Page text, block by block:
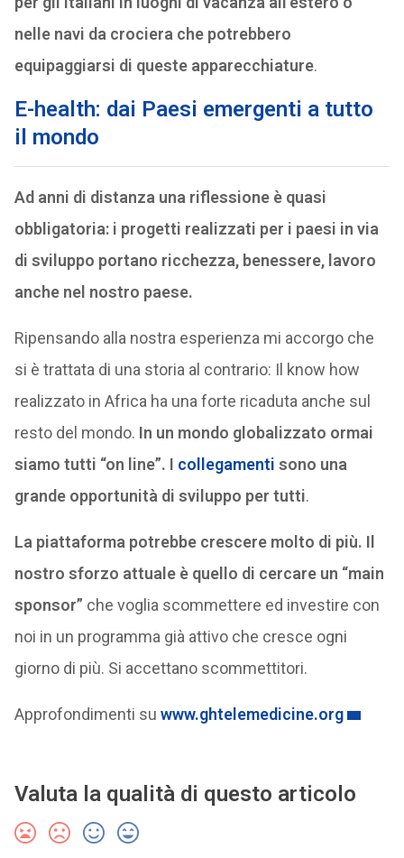
nelle navi da crociera che potrebbero
equipaggiarsi di queste apparecchiature.
E-health: dai Paesi emergenti a tutto
il mondo
Ad anni di distanza una riflessione è quasi
obbligatoria: i progetti realizzati per i paesi in via
di sviluppo portano ricchezza, benessere, lavoro
anche nel nostro paese.
Ripensando alla nostra esperienza mi accorgo che
si è trattata di una storia al contrario: Il know how
realizzato in Africa ha una forte ricaduta anche sul
resto del mondo. In un mondo globalizzato ormai
siamo tutti “on line”. I collegamenti sono una
grande opportunità di sviluppo per tutti.
La piattaforma potrebbe crescere molto di più. Il
nostro sforzo attuale è quello di cercare un “main
sponsor” che voglia scommettere ed investire con
noi in un programma già attivo che cresce ogni
giorno di più. Si accettano scommettitori.
Approfondimenti su www.ghtelemedicine.org
Valuta la qualità di questo articolo